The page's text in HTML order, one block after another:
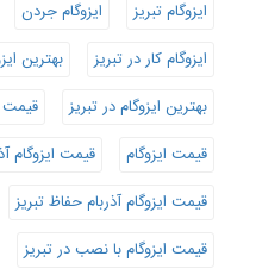
ایزوگام تبریز
ایزوگام جردن
ایزوگام کار در تبریز
بهترین
بهترین ایزوگام در تبریز
قیمت
قیمت ایزوگام
قیمت ایزوگام
قیمت ایزوگام آذربام حفاظ تبریز
قیمت ایزوگام با نصب در تبریز